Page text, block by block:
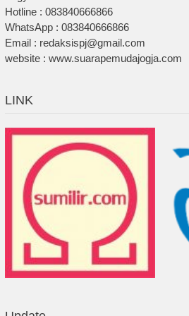
Hotline : 083840666866
WhatsApp : 083840666866
Email : redaksispj@gmail.com
website : www.suarapemudajogja.com
LINK